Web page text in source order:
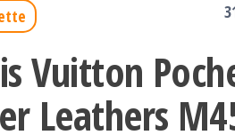
Vuitton
Leathers